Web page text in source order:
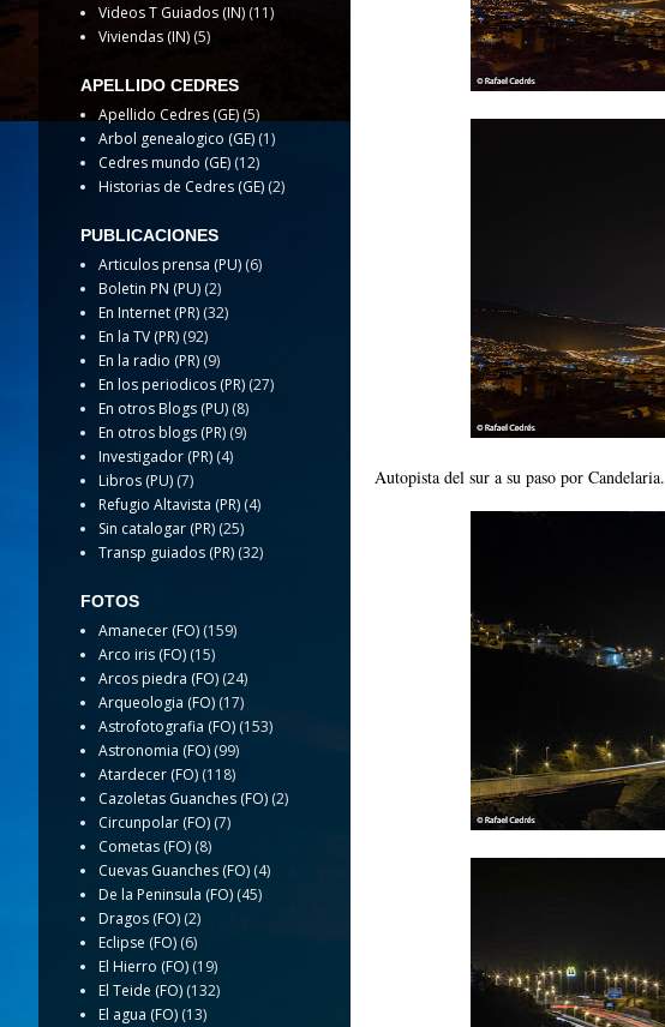
Autopista del sur a su paso por Candelaria.
Videos T Guiados (IN) (11)
Viviendas (IN) (5)
APELLIDO CEDRES
Apellido Cedres (GE) (5)
Arbol genealogico (GE) (1)
Cedres mundo (GE) (12)
Historias de Cedres (GE) (2)
PUBLICACIONES
Articulos prensa (PU) (6)
Boletin PN (PU) (2)
En Internet (PR) (32)
En la TV (PR) (92)
En la radio (PR) (9)
En los periodicos (PR) (27)
En otros Blogs (PU) (8)
En otros blogs (PR) (9)
Investigador (PR) (4)
Libros (PU) (7)
Refugio Altavista (PR) (4)
Sin catalogar (PR) (25)
Transp guiados (PR) (32)
FOTOS
Amanecer (FO) (159)
Arco iris (FO) (15)
Arcos piedra (FO) (24)
Arqueologia (FO) (17)
Astrofotografia (FO) (153)
Astronomia (FO) (99)
Atardecer (FO) (118)
Cazoletas Guanches (FO) (2)
Circunpolar (FO) (7)
Cometas (FO) (8)
Cuevas Guanches (FO) (4)
De la Peninsula (FO) (45)
Dragos (FO) (2)
Eclipse (FO) (6)
El Hierro (FO) (19)
El Teide (FO) (132)
El agua (FO) (13)